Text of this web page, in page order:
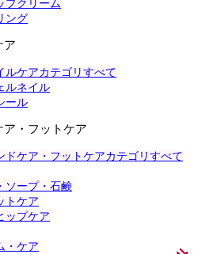
プクリーム
ング
ア
ルケアカテゴリすべて
ルネイル
ール
ア・フットケア
ドケア・フットケアカテゴリすべて
ソープ・石鹸
トケア
ップケア
・ケア